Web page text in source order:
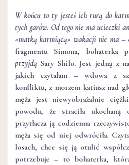
W końcu to ty jesteś ich rurą do
tych garów. Od tego nie ma ucieczki
«matką karmiącą» wakacji nie ma–
fragmentu Simona, bohaterka
przyjdą Sary Shilo. Jest jedną z
jakich czytałam – wdowa z
konfliktu, z morzem katiusz nad
męża jest niewyobrażalnie
powodu, że straciła
przytłacza ją codzienna
męża się od niej odwróciła.
losach, chce się ją otulić
potrzebuje – to bohaterka,